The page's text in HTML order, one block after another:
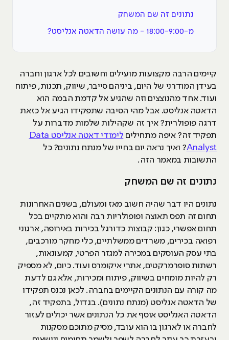
נתונים זה שם המשחק
מ-18:00-9:00 - מה עושה הדאטה אנליסט?
קיימים הרבה מקצועות מועילים וחשובים לכל ארגון וחברה
בעידן המודרני של היום, ביניהם סייבר, שיווק, תכנות, פיתוח
ועוד. אחד מהנוצצים וזה שהגיע אל קדמת הבמה הוא
הדאטה אנליסט. אבל מהי הסיבה שתפקידו הגיע אל כזאת
דרגה פופולרית? איך זה שקהילות שלמות מדברות על
תפקיד זה? איפה מתחילים
לימודי דאטה אנליסט Data
Analyst? ואיך נראה יום בחייו של מנתח נתונים? כל
התשובות במאמר הזה.
נתונים זה שם המשחק
נתונים היו דבר שהיה חשוב מאז ומעולם, בשנים האחרונות
תחום זה תפס תאוצה ופופולריות רבה והוא מתקיים בכל
תחום אפשרי, כגון: קבוצות כדורגל בכירות באירופה, ארגוני
רפואה בכירים, משרדים ממשלתיים, כלי מחקר מורכבים,
בתי עסק העוסקים במכירה למגזר הפרטי, קמעונאות,
רשתות סופרמרקטים, אתרי איקומרס ועוד. כיום, לא מספיק
רק להיות מומחים בשיווק, פיתוח ומכירות, אלא גם לדעת
מה קורה עם הנתונים הקיימים בחברה. לכאן נכנס תפקידו
של הדאטה אנליסט (מנתח נתונים). בגדול, בתפקיד זה,
הדאטה האנליסט אוסף את כל הנתונים אשר יכולים לעזור
לחברה או לארגון בו הוא עובד, מסיק מתוכם מסקנות